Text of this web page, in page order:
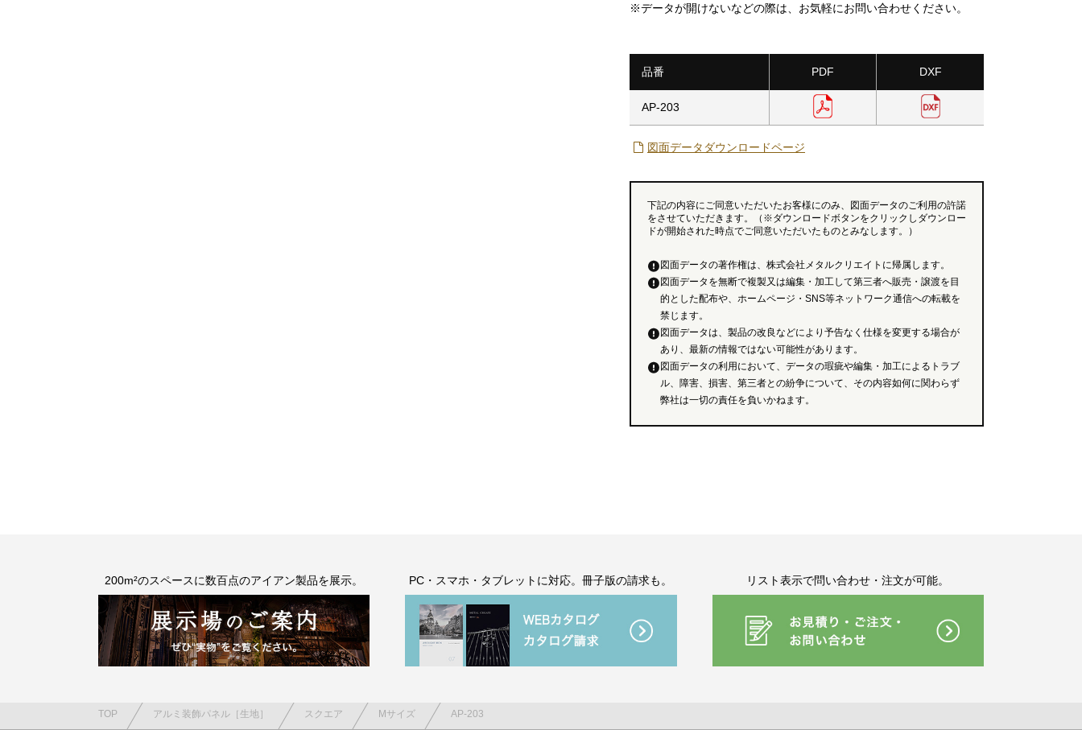
※データが開けないなどの際は、お気軽にお問い合わせください。
品番 PDF DXF
AP-203
図面データダウンロードページ
下記の内容にご同意いただいたお客様にのみ、図面データのご利用の許諾
をさせていただきます。（※ダウンロードボタンをクリックしダウンロー
ドが開始された時点でご同意いただいたものとみなします。）
図面データの著作権は、株式会社メタルクリエイトに帰属します。
図面データを無断で複製又は編集・加工して第三者へ販売・譲渡を目
的とした配布や、ホームページ・SNS等ネットワーク通信への転載を
禁じます。
図面データは、製品の改良などにより予告なく仕様を変更する場合が
あり、最新の情報ではない可能性があります。
図面データの利用において、データの瑕疵や編集・加工によるトラブ
ル、障害、損害、第三者との紛争について、その内容如何に関わらず
弊社は一切の責任を負いかねます。
200m²のスペースに数百点のアイアン製品を展示。 PC・スマホ・タブレットに対応。冊子版の請求も。 リスト表示で問い合わせ・注文が可能。
TOP アルミ装飾パネル［生地］ スクエア Mサイズ AP-203